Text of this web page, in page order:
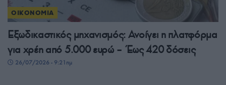
ΟΙΚΟΝΟΜΙΑ
Εξωδικαστικός μηχανισμός: Ανοίγει η πλατφόρμα
για χρέη από 5.000 ευρώ – Έως 420 δόσεις
26/07/2026 - 9:21πμ